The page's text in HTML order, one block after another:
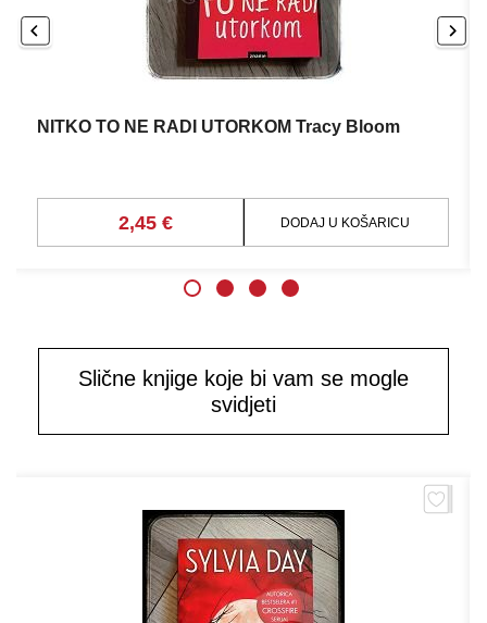
NITKO TO NE RADI UTORKOM Tracy Bloom
2,45 € DODAJ U KOŠARICU
Slične knjige koje bi vam se mogle
svidjeti